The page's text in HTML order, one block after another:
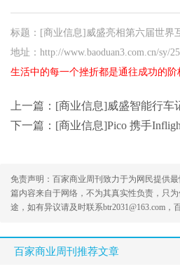
标题：[商业信息]威盛亮相第六届世界
地址：http://www.baoduan3.com.cn/sy/
生活中的每一个挫折都是通往成功的阶
上一篇： [商业信息]威盛智能行车记录仪通
下一篇： [商业信息]Pico 携手Inflight
免责声明：百家商业周刊致力于为网民提供
篇内容来自于网络，不为其真实性负责，只
途，如有异议请及时联系btr2031@163.com，
百家商业周刊推荐文章